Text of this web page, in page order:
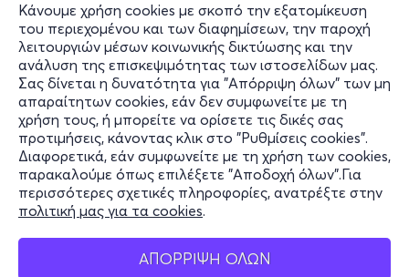
Κάνουμε χρήση cookies με σκοπό την εξατομίκευση
του περιεχομένου και των διαφημίσεων, την παροχή
λειτουργιών μέσων κοινωνικής δικτύωσης και την
ανάλυση της επισκεψιμότητας των ιστοσελίδων μας.
Σας δίνεται η δυνατότητα για "Απόρριψη όλων" των μη
απαραίτητων cookies, εάν δεν συμφωνείτε με τη
χρήση τους, ή μπορείτε να ορίσετε τις δικές σας
προτιμήσεις, κάνοντας κλικ στο "Ρυθμίσεις cookies".
Διαφορετικά, εάν συμφωνείτε με τη χρήση των cookies,
παρακαλούμε όπως επιλέξετε "Αποδοχή όλων".Για
περισσότερες σχετικές πληροφορίες, ανατρέξτε στην
πολιτική μας για τα cookies.
ΑΠΟΡΡΙΨΗ ΟΛΩΝ
Οι περιπέτειες του Καραγκιόζη
Κέας και Τερψιχόρης
Νοσταλγία Θερινός Κινηματογράφος - Ν. Ηράκλειο,
Αττική
6,50€
Εισιτήρια